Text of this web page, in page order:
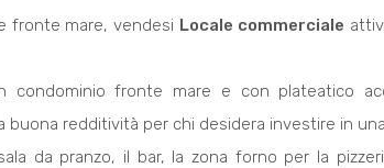
fronte mare, vendesi Locale commerciale
fronte mare e con plateatico
buona redditività per chi desidera investire in
da pranzo, il bar, la zona forno per la